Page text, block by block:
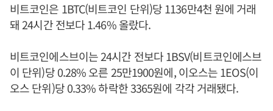
비트코인은 1BTC(비트코인 단위)당 1136만4천 원에 거래
돼 24시간 전보다 1.46% 올랐다.
비트코인에스브이는 24시간 전보다 1BSV(비트코인에스브
이 단위)당 0.28% 오른 25만1900원에, 이오스는 1EOS(이
오스 단위)당 0.33% 하락한 3365원에 각각 거래됐다.